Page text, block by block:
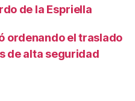
de la Espriella
ordenando el traslado
de alta seguridad